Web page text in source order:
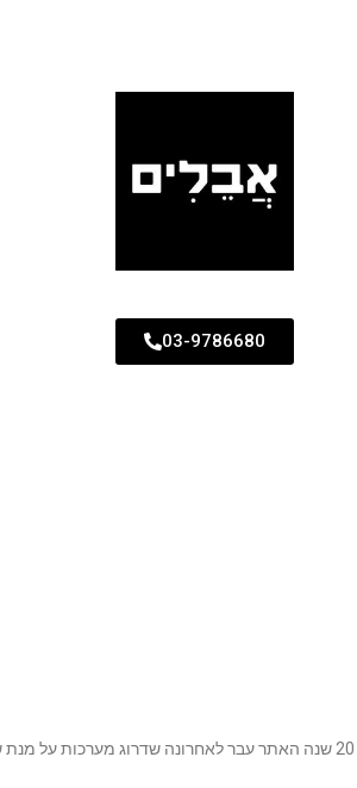
03-9786680